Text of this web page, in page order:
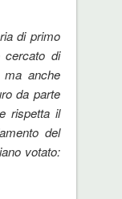
di primo
cercato di
ma anche
da parte
rispetta il
del
votato: